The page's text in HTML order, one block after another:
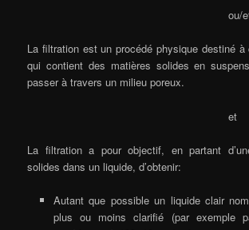
ou/
La filtration est un procédé physique destiné
qui contient des matières solides en
passer à travers un milieu poreux.
et
La filtration a pour objectif, en partant
solides dans un liquide, d’obtenir:
Autant que possible un liquide clair
plus ou moins clarifié (par exemple